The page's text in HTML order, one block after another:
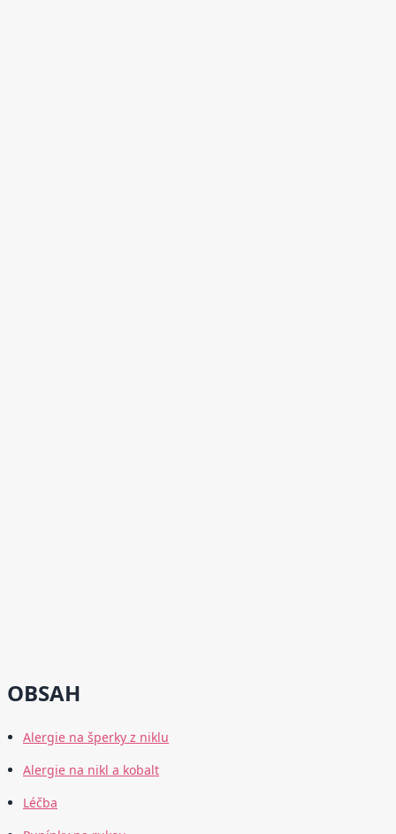
OBSAH
Alergie na šperky z niklu
Alergie na nikl a kobalt
Léčba